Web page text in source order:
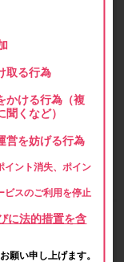
取る行為
かける行為（複
くなど）
営を妨げる行為
イント消失、ポイン
ビスのご利用を停止
に法的措置を含
願い申し上げます。